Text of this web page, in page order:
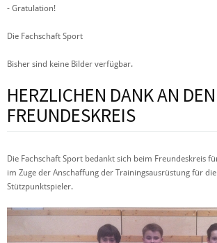
- Gratulation!
Die Fachschaft Sport
Bisher sind keine Bilder verfügbar.
HERZLICHEN DANK AN DEN
FREUNDESKREIS
Die Fachschaft Sport bedankt sich beim Freundeskreis
im Zuge der Anschaffung der Trainingsausrüstung für
Stützpunktspieler.